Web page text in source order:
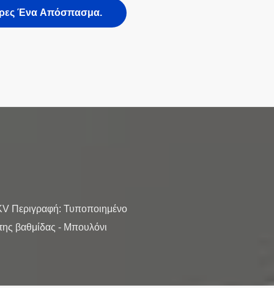
Ένα Απόσπασμα.
Περιγραφή: Τυποποιημένο
βαθμίδας - Μπουλόνι